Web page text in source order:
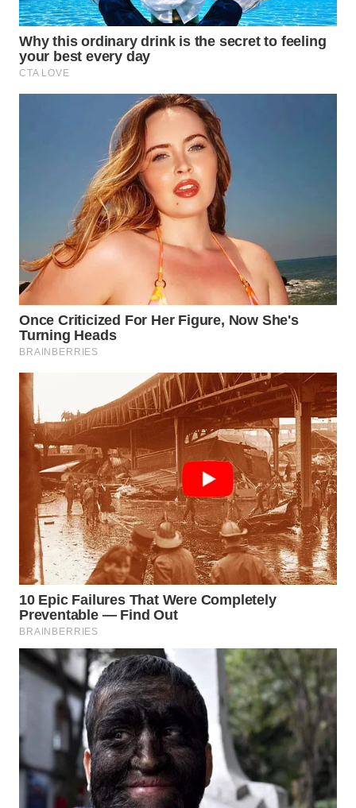
SIMALUNGUN
WN
LABUHANBATU
SERDANG
WN
TEBING
TINGGI
WN
PAKPAK
KARAWANG
WN
BEKASI
WN
BOGOR
WN
DEPOK
WN
TAPANULI
UTARA
WN
SAMOSIR
WN
PADANG
LAWAS